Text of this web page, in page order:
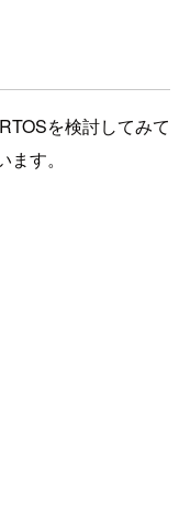
を検討してみて
す。